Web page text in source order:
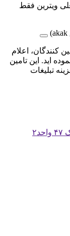
ویترین فقط
کنندگان، اعلام
اید. این تامین
تبلیغات